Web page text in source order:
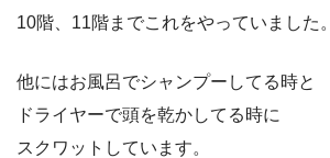
10階、11階までこれをやっていました。
他にはお風呂でシャンプーしてる時と
ドライヤーで頭を乾かしてる時に
スクワットしています。